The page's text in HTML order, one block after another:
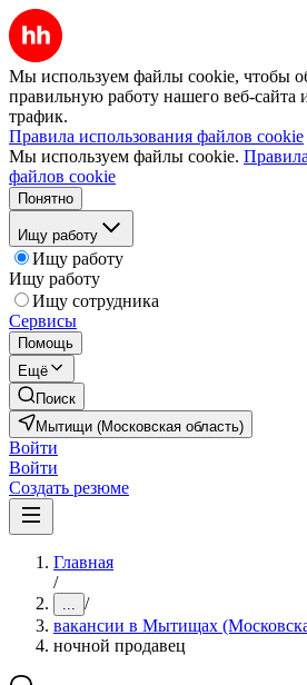
Мы используем файлы cookie, чтобы
правильную работу нашего веб-сайта
трафик.
Правила использования файлов cookie
Мы используем файлы cookie.
файлов cookie
Понятно
Ищу работу
Ищу работу
Ищу работу
Ищу сотрудника
Сервисы
Помощь
Ещё
Поиск
Мытищи (Московская область)
Войти
Войти
Создать резюме
Главная
/
... /
вакансии в Мытищах
ночной продавец